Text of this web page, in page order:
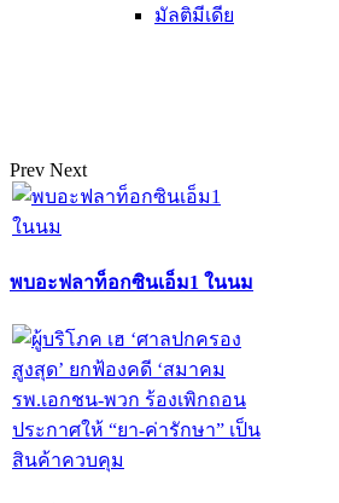
มัลติมีเดีย
Prev Next
พบอะฟลาท็อกซินเอ็ม1 ในนม